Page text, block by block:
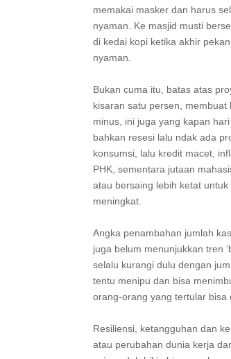
memakai masker dan harus
nyaman. Ke masjid musti
di kedai kopi ketika akhir
nyaman. ⁣
Bukan cuma itu, batas atas
kisaran satu persen,
minus, ini juga yang kapan
bahkan resesi lalu ndak ada
konsumsi, lalu kredit macet,
PHK, sementara jutaan
atau bersaing lebih ketat
meningkat. ⁣
Angka penambahan jumlah
juga belum menunjukkan tren
selalu kurangi dulu dengan
tentu menipu dan bisa
orang-orang yang tertular bisa
Resiliensi, ketangguhan dan
atau perubahan dunia kerja